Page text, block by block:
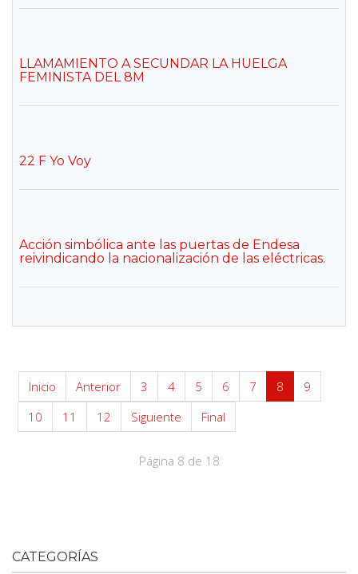
LLAMAMIENTO A SECUNDAR LA HUELGA
FEMINISTA DEL 8M
22 F Yo Voy
Acción simbólica ante las puertas de Endesa
reivindicando la nacionalización de las eléctricas.
Inicio Anterior 3 4 5 6 7 8
9
10
11 12 Siguiente Final
Página 8 de 18
CATEGORÍAS